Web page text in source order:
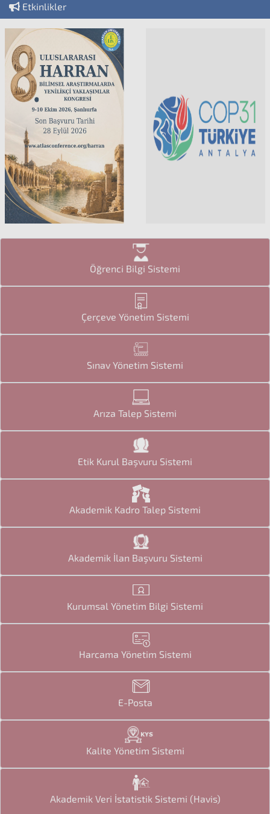
Etkinlikler
Öğrenci Bilgi Sistemi
Çerçeve Yönetim Sistemi
Sınav Yönetim Sistemi
Arıza Talep Sistemi
Etik Kurul Başvuru Sistemi
Akademik Kadro Talep Sistemi
Akademik İlan Başvuru Sistemi
Kurumsal Yönetim Bilgi Sistemi
Harcama Yönetim Sistemi
E-Posta
Kalite Yönetim Sistemi
Akademik Veri İstatistik Sistemi (Havis)